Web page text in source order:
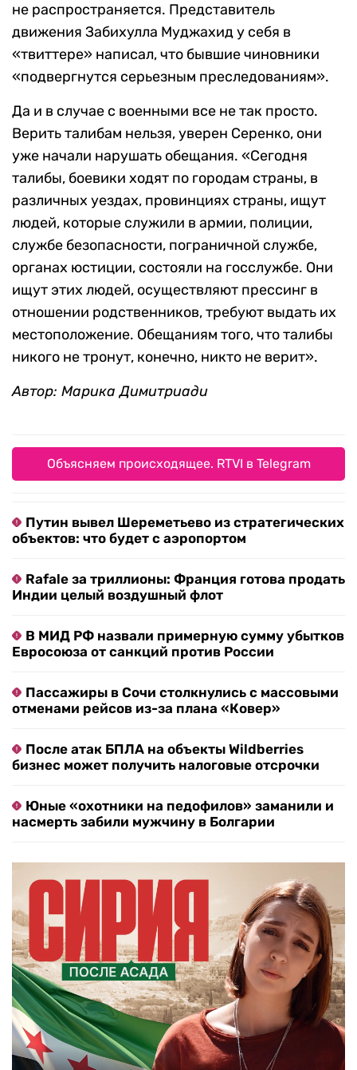
не распространяется. Представитель
движения Забихулла Муджахид у себя в
«твиттере» написал, что бывшие чиновники
«подвергнутся серьезным преследованиям».
Да и в случае с военными все не так просто.
Верить талибам нельзя, уверен Серенко, они
уже начали нарушать обещания. «Сегодня
талибы, боевики ходят по городам страны, в
различных уездах, провинциях страны, ищут
людей, которые служили в армии, полиции,
службе безопасности, пограничной службе,
органах юстиции, состояли на госслужбе. Они
ищут этих людей, осуществляют прессинг в
отношении родственников, требуют выдать их
местоположение. Обещаниям того, что талибы
никого не тронут, конечно, никто не верит».
Автор: Марика Димитриади
Объясняем происходящее. RTVI в Telegram
Путин вывел Шереметьево из стратегических
объектов: что будет с аэропортом
Rafale за триллионы: Франция готова продать
Индии целый воздушный флот
В МИД РФ назвали примерную сумму убытков
Евросоюза от санкций против России
Пассажиры в Сочи столкнулись с массовыми
отменами рейсов из-за плана «Ковер»
После атак БПЛА на объекты Wildberries
бизнес может получить налоговые отсрочки
Юные «охотники на педофилов» заманили и
насмерть забили мужчину в Болгарии